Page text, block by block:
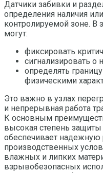
Датчики забивки и
определения наличия
контролируемой зоне. В
могут:
фиксировать
сигнализировать о
определять
физическими
Это важно в узлах
и непрерывная работа
К основным
высокая степень
обеспечивает надежную
производственных
влажных и липких
взрывобезопасных